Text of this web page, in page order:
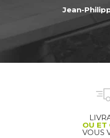
Jean-
OU ET
VOUS